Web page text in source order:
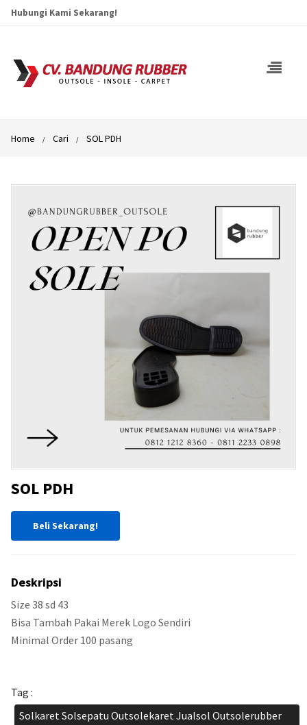
Hubungi Kami Sekarang!
Home Cari SOL PDH
SOL PDH
Beli Sekarang!
Deskripsi
Size 38 sd 43
Bisa Tambah Pakai Merek Logo Sendiri
Minimal Order 100 pasang
Tag :
Solkaret Solsepatu Outsolekaret Jualsol Outsolerubber